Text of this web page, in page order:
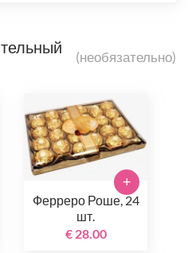
(необязательно)
Ферреро Роше, 24
шт.
€ 28.00
+